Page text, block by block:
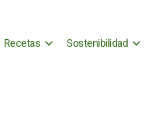
Recetas Sostenibilidad